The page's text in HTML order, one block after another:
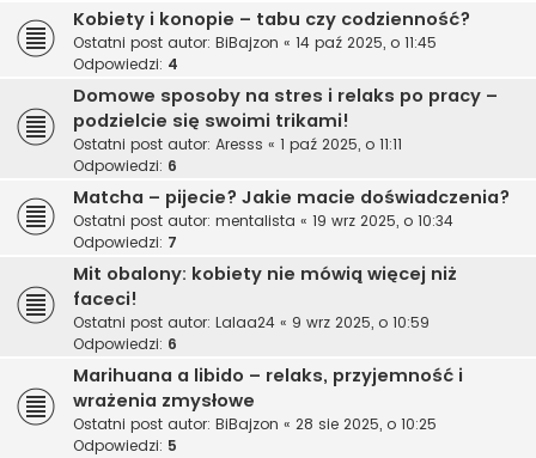
Kobiety i konopie – tabu czy codzienność?
Ostatni post autor: BiBajzon « 14 paź 2025, o 11:45
Odpowiedzi: 4
Domowe sposoby na stres i relaks po pracy –
podzielcie się swoimi trikami!
Ostatni post autor: Aresss « 1 paź 2025, o 11:11
Odpowiedzi: 6
Matcha – pijecie? Jakie macie doświadczenia?
Ostatni post autor: mentalista « 19 wrz 2025, o 10:34
Odpowiedzi: 7
Mit obalony: kobiety nie mówią więcej niż
faceci!
Ostatni post autor: Lalaa24 « 9 wrz 2025, o 10:59
Odpowiedzi: 6
Marihuana a libido – relaks, przyjemność i
wrażenia zmysłowe
Ostatni post autor: BiBajzon « 28 sie 2025, o 10:25
Odpowiedzi: 5